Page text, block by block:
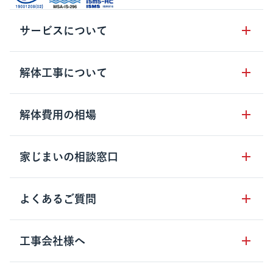
サービスについて
サービスの流れ
サービスのメリット
クラッソーネの自治体連携
お客さまの声
解体工事について
解体工事の基礎知識
解体工事に関わる法律
用語集
解体費用の相場
木造住宅の相場
鉄骨造住宅の相場
RC造住宅の相場
家じまいの相談窓口
家じまいの相談窓口
よくあるご質問
クラッソーネの利用方法
工事の進め方
工事会社様へ